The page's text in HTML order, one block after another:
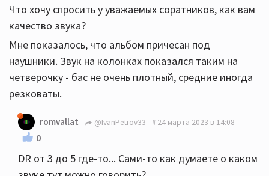
Что хочу спросить у уважаемых соратников, как вам
качество звука?
Мне показалось, что альбом причесан под
наушники. Звук на колонках показался таким на
четверочку - бас не очень плотный, средние иногда
резковаты.
romvallat @IvanPetrov33 24 марта 2023 в 14:08
0
DR от 3 до 5 где-то... Сами-то как думаете о каком